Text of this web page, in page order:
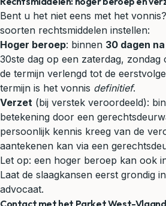
Bent u het niet eens met het
soorten rechtsmiddelen instellen:
Hoger beroep: binnen 30 dagen
30ste dag op een zaterdag,
de termijn verlengd tot de
termijn is het vonnis definitief.
Verzet (bij verstek veroordeeld):
betekening door een
persoonlijk kennis kreeg van de
aantekenen kan via een
Let op: een hoger beroep kan ook
Laat de slaagkansen eerst grondig
advocaat.
Contact met het Parket West-